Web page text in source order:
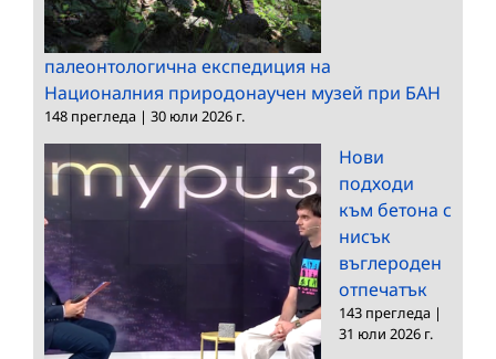
палеонтологична експедиция на
Националния природонаучен музей при БАН
148 прегледа | 30 юли 2026 г.
Нови
подходи
към бетона с
нисък
въглероден
отпечатък
143 прегледа |
31 юли 2026 г.